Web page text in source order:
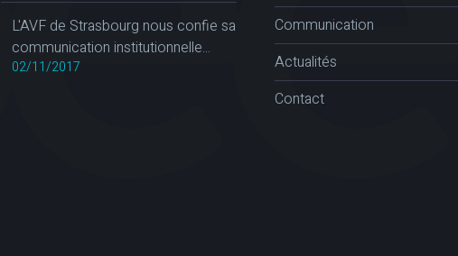
L'AVF de Strasbourg nous confie sa
communication institutionnelle...
02/11/2017
Communication
Actualités
Contact